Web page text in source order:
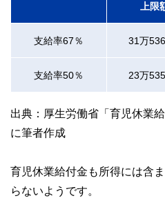
上限
支給率67％ 31万
支給率50％ 23万
出典：厚生労働省「育児休業
に筆者作成
育児休業給付金も所得には含
らないようです。